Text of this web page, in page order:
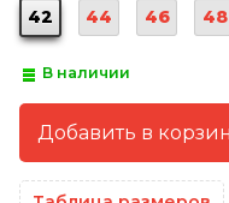
42
44 46 48
В наличии